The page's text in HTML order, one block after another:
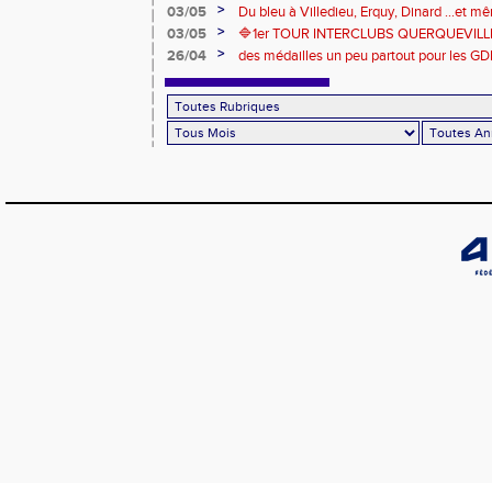
03/05
>
Du bleu à Villedieu, Erquy, Dinard ...et
03/05
>
🔷️1er TOUR INTERCLUBS
26/04
>
des médailles un peu partout pour les